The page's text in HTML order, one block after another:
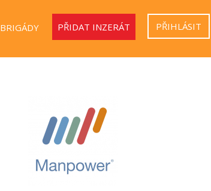
BRIGÁDY PŘIDAT INZERÁT PŘIHLÁSIT